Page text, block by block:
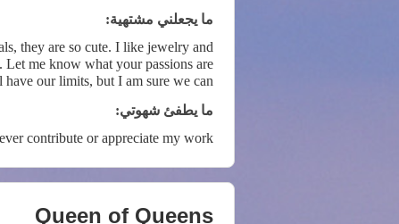
ما يجعلني مشتهية:
me know what your passions are
our limits, but I am sure we can
reaching the absolute sublime pleasure.
ما يطفئ شهوتي:
contribute or appreciate my work
Queen of Queens